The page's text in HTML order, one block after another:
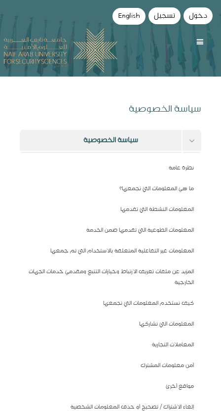
دخول تسجيل English
سياسة الخصوصية
سياسة الخصوصية
طلب حذف بياناتك
نظرة عامة
ما هي المعلومات التي نجمعها؟
المعلومات النشطة التي تقدمها
المعلومات الطوعية التي تقدمها ضمن الخدمة
المعلومات غير التفاعلية المتعلقة بالاستخدام التي تم جمعها
المزيد عن ملفات تعريف الارتباط وخيارات التتبع ومقدمي خدمات الجهات
الخارجية
كيف نستخدم المعلومات التي نجمعها
المعلومات التي نشاركها
المعاملات التجارية
أمن معلومات المشترك
مواقع أخرى
إلغاء الاشتراك / تصحيح أو حذف المعلومات الشخصية